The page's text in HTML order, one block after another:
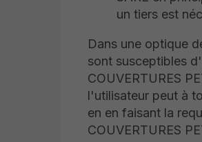
un tiers est
Dans une optique
sont susceptibles
COUVERTURES
l'utilisateur peut à
en en faisant la
COUVERTURES